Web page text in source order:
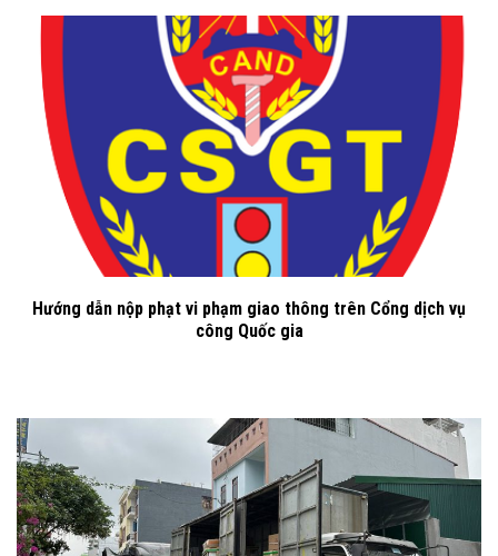
Hướng dẫn nộp phạt vi phạm giao thông trên Cổng dịch vụ
công Quốc gia